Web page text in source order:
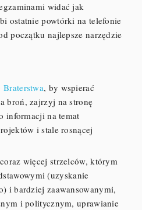
widać jak
ostatnie powtórki na telefonie
początku najlepsze narzędzie
Braterstwa, by wspierać
broń, zajrzyj na stronę
informacji na temat
i stale rosnącej
więcej strzelców, którym
(uzyskanie
i bardziej zaawansowanymi,
i politycznym, uprawianie